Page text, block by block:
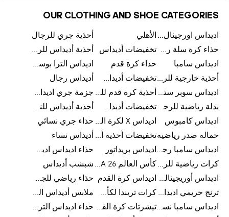
OUR CLOTHING AND SHOE CATEGORIES
اديداس اورجينال رجالي الأهلي
أحذية جري للرجال
حذاء كرة سلة رجالي تخفيضات أديداس
أحذية أديداس للرجال
اديداس سامبا
حذاء كرة قدم
اديداس الترا بوست للرجال
أحذية خارجية للرجال
تخفيضات أديداس للرجال
أديداس رجال
اديداس سوبر ستار رجالي
أحذية كرة قدم للرجال
جزمة جري اديداس
بدلة رياضية للرجال
تخفيضات أديداس للنساء
أحذية أديداس للنساء
اديداس كامبوس
اديداس X لكرة القدم حذاء جري نسائي
حماله صدر رياضيه
تخفيضات أحذية أديداس للرجال أديداس نساء
اديداس سامبا رجالي اديداس بريداتور
حذاء اديداس اديستار للرجال
كرات رياضية للرجال
كأس العالم FIFA 26™ شبشب أديداس
اديداس أوريجينالز للنساء
اديداس كرة القدم
حذاء رياضي للجري
ترنج حريمي اديداس
كرات تريندا لكأس العالم FIFA 26™
ملابس أديداس الرياضية
اديداس سامبا نسائي
تيشرتات كرة القدم
حذاء اديداس الترا بوست 22